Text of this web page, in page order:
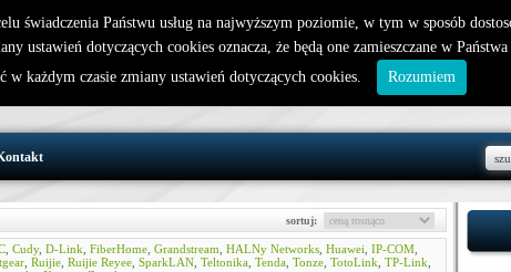
86 72 W koszyku jest 0 produktów(y)
sortuj:
Cudy, D-Link FiberHome Grandstream HALNy Networks Huawei IP-COM
Ruijie Ruijie Reyee SparkLAN Teltonika Tenda Tonze TotoLink TP-Link
świadczenia Państwu usług na najwyższym poziomie, w tym w sposób
ustawień dotyczących cookies oznacza, że będą one zamieszczane w
w każdym czasie zmiany ustawień dotyczących cookies.
Rozumiem